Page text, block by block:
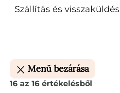
Szállítás és visszaküldés
Menü bezárása
16 az 16 értékelésből